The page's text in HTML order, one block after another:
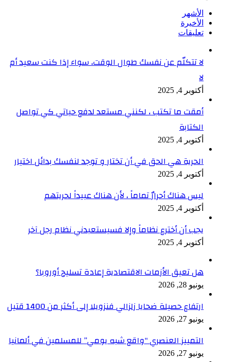
الأشهر
الأخيرة
تعليقات
لا تتكلّم عن نفسك طوال الوقت، سواء إذا كنت سعيد أم
لا
أكتوبر 4, 2025
أمقت ما تكتب ، لكنني مستعد لدفع حياتي كي تواصل
الكتابة
أكتوبر 4, 2025
الحرية هي الحق في أن تختار و توجد لنفسك بدائل اختيار
أكتوبر 4, 2025
ليس هناك أحرارٌ تماماً ، لأن هناك عبيداً لحريتهم
أكتوبر 4, 2025
يجب أن أخترع نظاماً وإلا فسيستعبدني نظام رجل آخر
أكتوبر 4, 2025
هل تعيق الأزمات الاقتصادية إعادة تسليح أوروبا؟
يونيو 28, 2026
ارتفاع حصيلة ضحايا زلزالي فنزويلا إلى أكثر من 1400 قتيل
يونيو 27, 2026
التمييز العنصري “واقع شبه يومي” للمسلمين في ألمانيا
يونيو 27, 2026